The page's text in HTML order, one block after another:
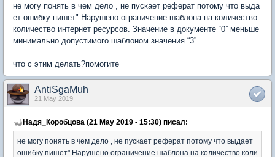
не могу понять в чем дело , не пускает реферат потому что выда
ет ошибку пишет" Нарушено ограничение шаблона на количество
количество интернет ресурсов. Значение в документе “0” меньше
минимально допустимого шаблоном значения “3”.
что с этим делать?помогите
AntiSgaMuh
21 May 2019
Надя_Коробцова (21 May 2019 - 15:30) писал:
не могу понять в чем дело , не пускает реферат потому что выдает
ошибку пишет" Нарушено ограничение шаблона на количество коли